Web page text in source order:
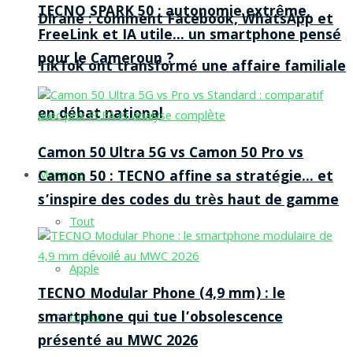
Dirane : comment Facebook, WhatsApp et
TikTok ont transformé une affaire familiale
en débat national
Marques
Tout
Apple
Huawei
TECNO SPARK 50 : autonomie extrême,
FreeLink et IA utile… un smartphone pensé
pour le Cameroun ?
Camon 50 Ultra 5G vs Camon 50 Pro vs
Camon 50 : TECNO affine sa stratégie… et
s’inspire des codes du très haut de gamme
TECNO Modular Phone (4,9 mm) : le
smartphone qui tue l’obsolescence
présenté au MWC 2026